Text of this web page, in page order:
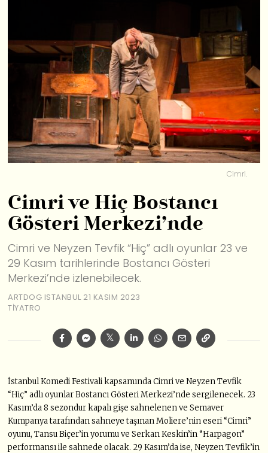
Cimri.
Cimri ve Hiç Bostancı
Gösteri Merkezi’nde
Cimri ve Neyzen Tevfik “Hiç” adlı oyunlar 23 ve
29 Kasım tarihlerinde Bostancı Gösteri
Merkezi’nde izlenebilecek.
ARTDOG ISTANBUL 21 KASIM 2023
TIYATRO
İstanbul Komedi Festivali kapsamında Cimri ve Neyzen Tevfik
“Hiç” adlı oyunlar Bostancı Gösteri Merkezi’nde sergilenecek. 23
Kasım’da 8 sezondur kapalı gişe sahnelenen ve Semaver
Kumpanya tarafından sahneye taşınan Moliere’nin eseri “Cimri”
oyunu, Tansu Biçer’in yorumu ve Serkan Keskin’in “Harpagon”
performansı ile sahnede olacak. 29 Kasım’da ise, Neyzen Tevfik’in